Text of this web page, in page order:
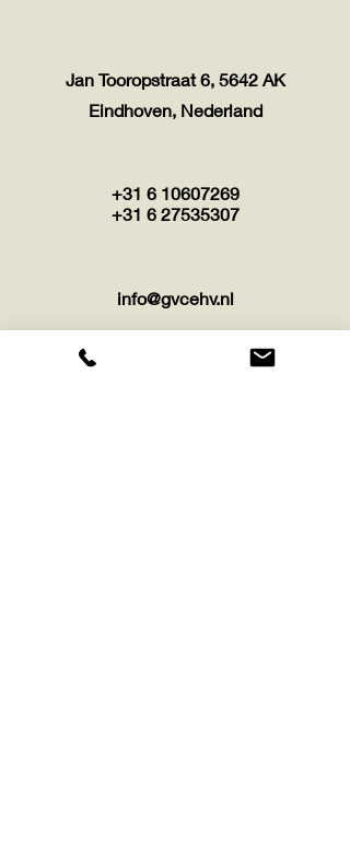
Jan Tooropstraat 6, 5642 AK
Eindhoven, Nederland
+31 6 10607269
+31 6 27535307
info@gvcehv.nl